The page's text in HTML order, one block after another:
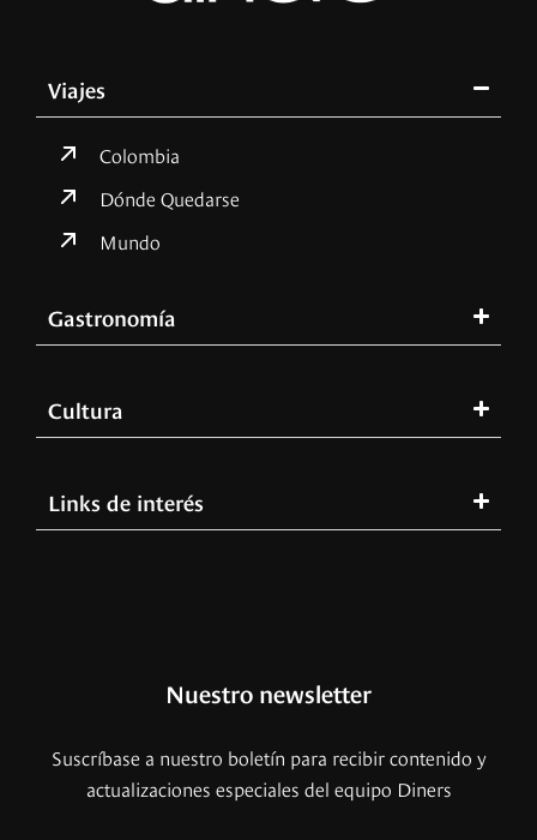
Viajes
Colombia
Dónde Quedarse
Mundo
Gastronomía
Cultura
Links de interés
Nuestro newsletter
Suscríbase a nuestro boletín para recibir contenido y
actualizaciones especiales del equipo Diners